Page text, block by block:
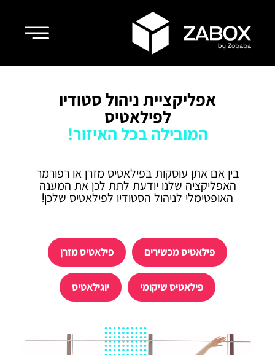
אפליקציית ניהול סטודיו
לפילאטיס
המובילה בכל האיזור!
בין אם אתן עוסקות בפילאטיס מזרן או רפורמר
האפליקציה שלנו יודעת לתת לכן את המענה
האופטימלי לניהול הסטודיו לפילאטיס שלכן!
פילאטיס מכשירים פילאטיס מזרן
פילאטיס שיקומי יוגילאטיס